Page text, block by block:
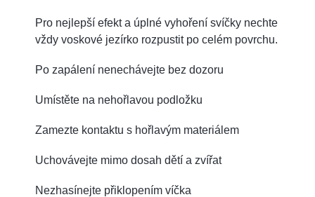
Pro nejlepší efekt a úplné vyhoření svíčky nechte
vždy voskové jezírko rozpustit po celém povrchu.
Po zapálení nenechávejte bez dozoru
Umístěte na nehořlavou podložku
Zamezte kontaktu s hořlavým materiálem
Uchovávejte mimo dosah dětí a zvířat
Nezhasínejte přiklopením víčka